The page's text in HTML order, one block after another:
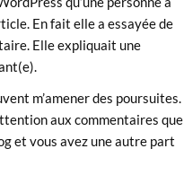
En fait elle a essayée de
Elle expliquait une
m’amener des poursuites.
aux commentaires que
et vous avez une autre part